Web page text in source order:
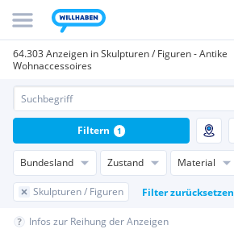
64.303 Anzeigen in Skulpturen / Figuren - Antike
Wohnaccessoires
Bundesland Zustand Material
Skulpturen / Figuren Filter zurücksetzen
Filtern 1
Infos zur Reihung der Anzeigen